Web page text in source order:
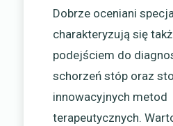
Dobrze oceniani
charakteryzują się
podejściem do
schorzeń stóp oraz
innowacyjnych metod
terapeutycznych.